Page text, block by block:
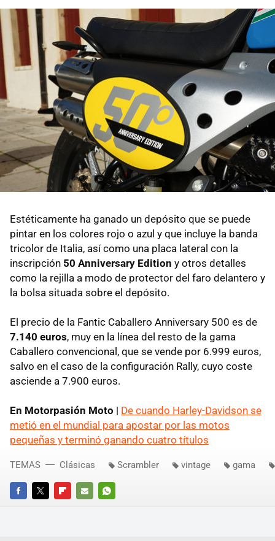
Estéticamente ha ganado un depósito que se puede
pintar en los colores rojo o azul y que incluye la banda
tricolor de Italia, así como una placa lateral con la
inscripción 50 Anniversary Edition y otros detalles
como la rejilla a modo de protector del faro delantero y
la bolsa situada sobre el depósito.
El precio de la Fantic Caballero Anniversary 500 es de
7.140 euros, muy en la línea del resto de la gama
Caballero convencional, que se vende por 6.999 euros,
salvo en el caso de la configuración Rally, cuyo coste
asciende a 7.900 euros.
En Motorpasión Moto | De cuando Harley-Davidson se
metió en el mundial para apostar por las motos
pequeñas y terminó ganando cuatro títulos
FACEBOOKTWITTERFLIPBOARD
E-
WHATSAPP
TEMAS Clásicas Scrambler vintage gama